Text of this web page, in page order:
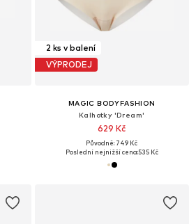
2 ks v balení
VÝPRODEJ
MAGIC BODYFASHION
Kalhotky 'Dream'
629 Kč
Původně: 749 Kč
Poslední nejnižší cena:535 Kč